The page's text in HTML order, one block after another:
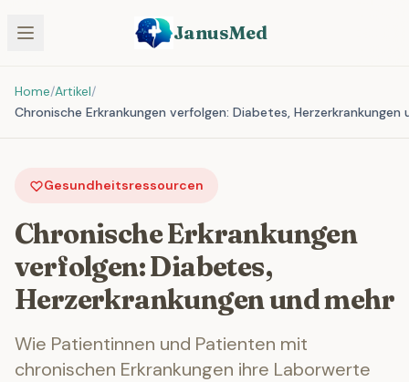
JanusMed
Home/Artikel/
Chronische Erkrankungen verfolgen: Diabetes, Herzerkrankungen
Gesundheitsressourcen
Chronische Erkrankungen
verfolgen: Diabetes,
Herzerkrankungen und mehr
Wie Patientinnen und Patienten mit
chronischen Erkrankungen ihre Laborwerte